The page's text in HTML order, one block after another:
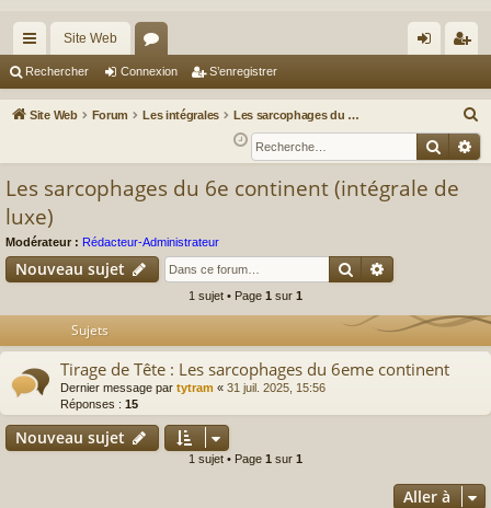
cc
ès
Site Web
or
u ne
xi
nr
eg
Rechercher Connexion S’enregistrer
Site Web Forum Les intégrales Les sarcophages du 6e continent (intégrale de luxe)
e
c
Les sarcophages du 6e continent (intégrale de
luxe)
Modérateur : Rédacteur-Administrateur
Nouveau sujet Rechercher
1 sujet • Page 1 sur 1
Sujets
Tirage de Tête : Les sarcophages du 6eme continent
Dernier message par tytram « 31 juil. 2025, 15:56
Réponses : 15
Nouveau sujet
1 sujet • Page 1 sur 1
Aller à